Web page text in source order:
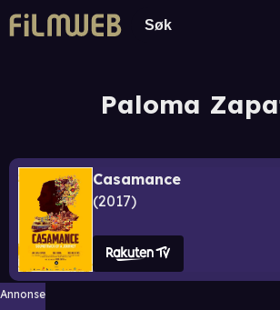
Paloma
Casamance
2017
Annonse